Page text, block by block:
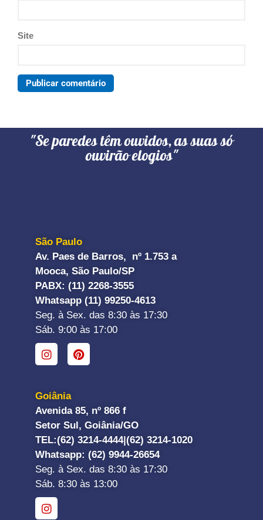
Site
"Se paredes têm ouvidos, as suas só
ouvirão elogios"
São Paulo
Av. Paes de Barros, nº 1.753 a
Mooca, São Paulo/SP
PABX: (11) 2268-3555
Whatsapp (11) 99250-4613
Seg. à Sex. das 8:30 às 17:30
Sáb. 9:00 às 17:00
Goiânia
Avenida 85, nº 866 f
Setor Sul, Goiânia/GO
TEL:(62) 3214-4444| (62) 3214-1020
Whatsapp: (62) 9944-26654
Seg. à Sex. das 8:30 às 17:30
Sáb. 8:30 às 13:00